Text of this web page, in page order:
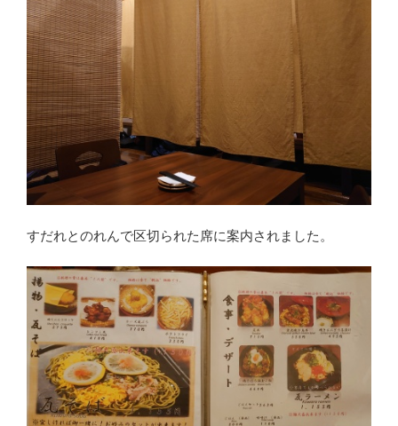
すだれとのれんで区切られた席に案内されました。